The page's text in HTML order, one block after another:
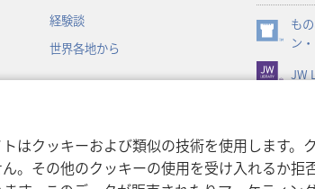
はクッキーおよび類似の技術を使用します
。その他のクッキーの使用を受け入れるか拒
経験談
世界各地から
し
い
タ
ブ
で
も
ン
（新
し
い
で
開
く）
JW